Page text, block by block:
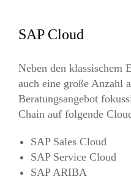
SAP Cloud
Neben den klassischem
auch eine große Anzahl
Beratungsangebot
Chain auf folgende
SAP Sales Cloud
SAP Service Cloud
SAP ARIBA